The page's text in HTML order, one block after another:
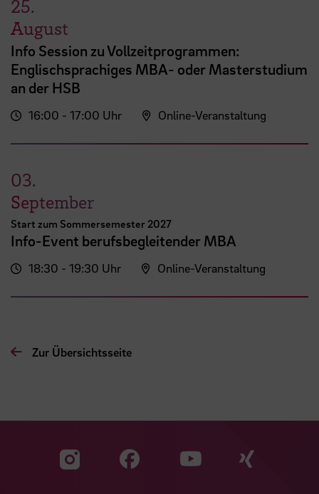
25.
August
Info Session zu Vollzeitprogrammen:
Englischsprachiges MBA- oder Masterstudium
an der HSB
16:00 - 17:00 Uhr Online-Veranstaltung
03.
September
Start zum Sommersemester 2027
Info-Event berufsbegleitender MBA
18:30 - 19:30 Uhr Online-Veranstaltung
Zur Übersichtsseite
Zu unserer Facebook
Zu